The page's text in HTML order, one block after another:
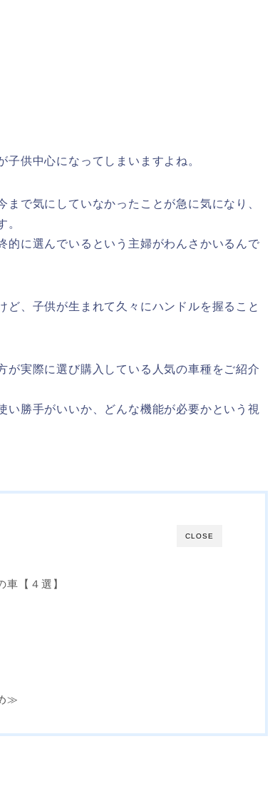
供中心になってしまいますよね。
で気にしていなかったことが急に気になり、
。
的に選んでいるという主婦がわんさかいるんで
、子供が生まれて久々にハンドルを握ること
が実際に選び購入している人気の車種をご紹介
勝手がいいか、どんな機能が必要かという視
CLOSE
【４選】
≫